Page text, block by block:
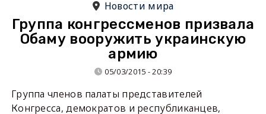
Новости мира
Группа конгрессменов призвала
Обаму вооружить украинскую
армию
05/03/2015 - 20:39
Группа членов палаты представителей
Конгресса, демократов и республиканцев,